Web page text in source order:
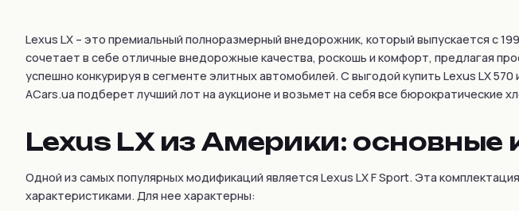
Bajaj
Baltijas Dzips
Batmobile
Bertone
Bio auto
Lexus LX – это премиальный полноразмерный внедорожник, который выпускается с
сочетает в себе отличные внедорожные качества, роскошь и комфорт, предлагая
успешно конкурируя в сегменте элитных автомобилей. С выгодой купить Lexus LX
ACars.ua подберет лучший лот на аукционе и возьмет на себя все бюрократические
Lexus LX из Америки: основные
Одной из самых популярных модификаций является Lexus LX F Sport. Эта
характеристиками. Для нее характерны: